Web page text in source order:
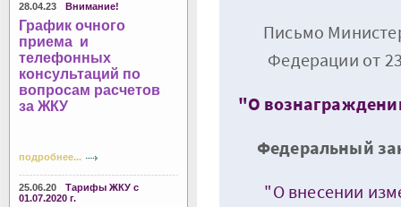
Письмо
Федерации от
"О
Федеральный
"О внесении
28.04.23 Внимание!
График очного
приема и
телефонных
консультаций по
вопросам расчетов
за ЖКУ
подробнее...
25.06.20
Тарифы ЖКУ с
01.07.2020 г.